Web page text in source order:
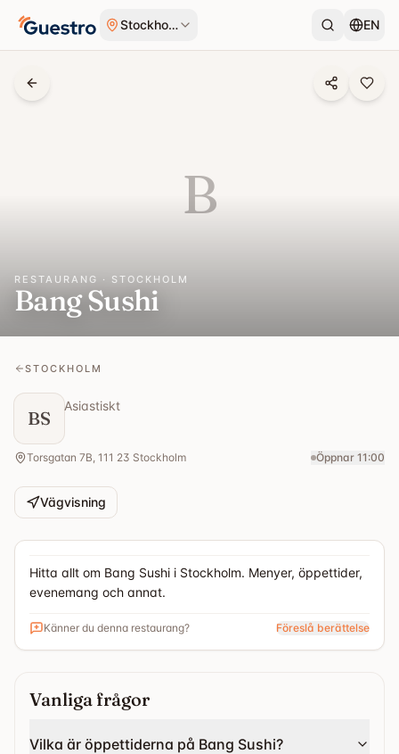
Stockholm EN
B
RESTAURANG · STOCKHOLM
Bang Sushi
STOCKHOLM
BS
Asiastiskt
Torsgatan 7B, 111 23 Stockholm Öppnar 11:00
Vägvisning
Hitta allt om Bang Sushi i Stockholm. Menyer, öppettider,
evenemang och annat.
Känner du denna restaurang? Föreslå berättelse
Vanliga frågor
Vilka är öppettiderna på Bang Sushi?